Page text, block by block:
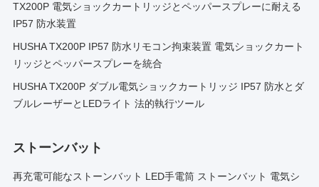
TX200P 電気ショックカートリッジとペッパースプレーに耐える
IP57 防水装置
HUSHA TX200P IP57 防水リモコン拘束装置 電気ショックカート
リッジとペッパースプレーを統合
HUSHA TX200P ダブル電気ショックカートリッジ IP57 防水とダ
ブルレーザーとLEDライト 法的執行ツール
ストーンバット
再充電可能なストーンバット LED手電筒 ストーンバット 電気シ